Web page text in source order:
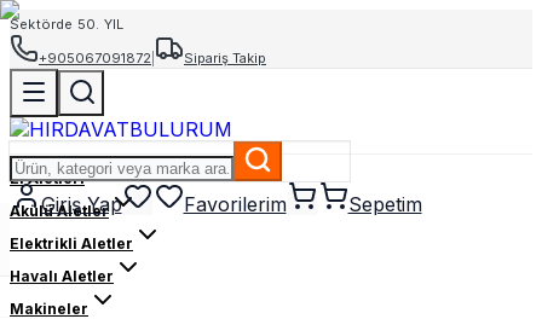
Sektörde 50. YIL
+905067091872
Sipariş Takip
Giriş Yap Favorilerim Sepetim
El Aletleri
Akülü Aletler
Elektrikli Aletler
Havalı Aletler
Makineler